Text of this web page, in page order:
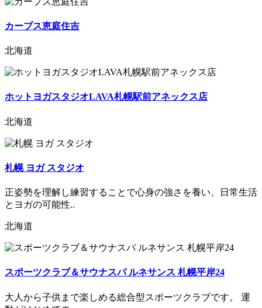
カーブス恵庭住吉
北海道
ホットヨガスタジオLAVA札幌駅前アネックス店
北海道
札幌 ヨガ スタジオ
正姿勢を理解し練習することで心身の強さを養い、日常生活
とヨガの可能性..
北海道
スポーツクラブ＆サウナスパ ルネサンス 札幌平岸24
大人から子供まで楽しめる総合型スポーツクラブです。 運